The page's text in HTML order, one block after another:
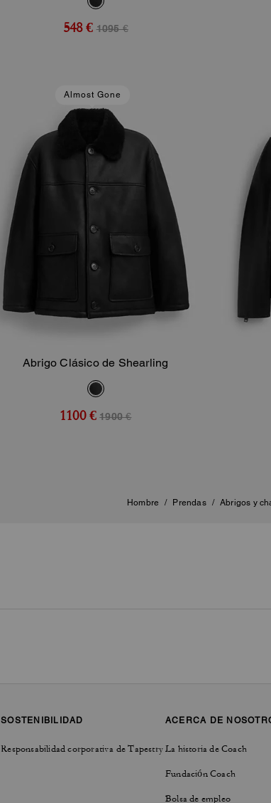
548 € 1095 €
Almost Gone
Abrigo Clásico de Shearling
1100 € 1900 €
Hombre / Prendas / Abrigos y
SOSTENIBILIDAD
Responsabilidad corporativa de Tapestry
ACERCA DE
La historia de Coach
Fundación Coach
Bolsa de empleo